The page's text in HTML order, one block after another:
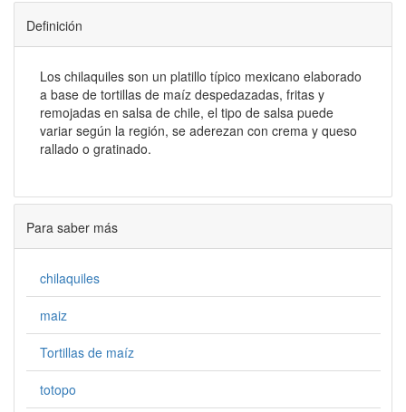
Definición
Los chilaquiles son un platillo típico mexicano elaborado
a base de tortillas de maíz despedazadas, fritas y
remojadas en salsa de chile, el tipo de salsa puede
variar según la región, se aderezan con crema y queso
rallado o gratinado.
Para saber más
chilaquiles
maiz
Tortillas de maíz
totopo